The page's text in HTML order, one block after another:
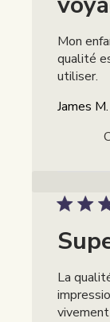
Mon
qualité
utiliser.
James M.
La